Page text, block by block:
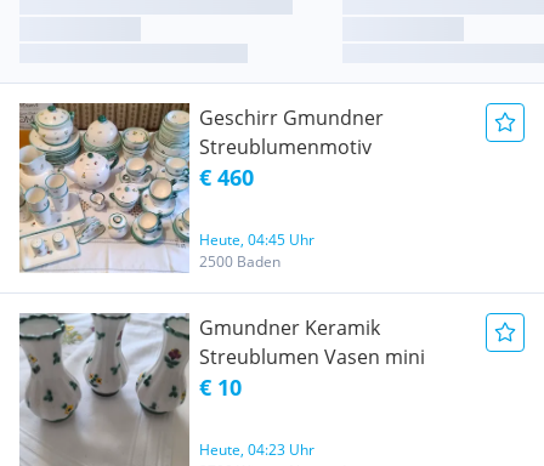
Geschirr Gmundner
Streublumenmotiv
€ 460
Heute, 04:45 Uhr
2500 Baden
Gmundner Keramik
Streublumen Vasen mini
€ 10
Heute, 04:23 Uhr